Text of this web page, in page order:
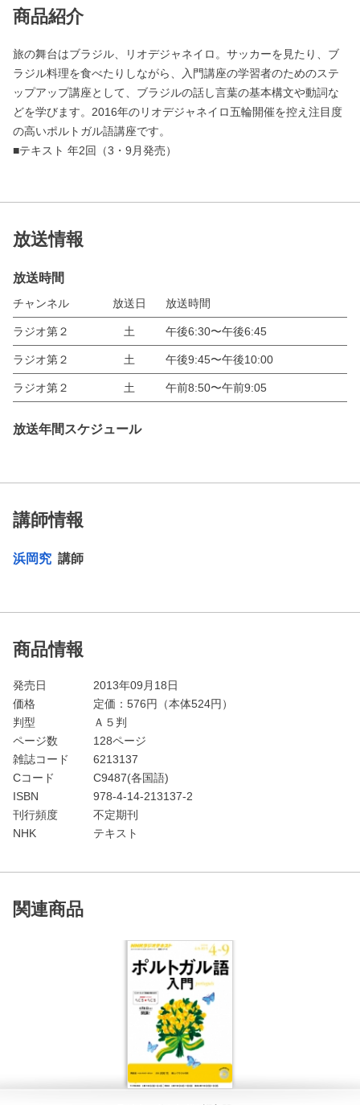
商品紹介
旅の舞台はブラジル、リオデジャネイロ。サッカーを見たり、ブ
ラジル料理を食べたりしながら、入門講座の学習者のためのステ
ップアップ講座として、ブラジルの話し言葉の基本構文や動詞な
どを学びます。2016年のリオデジャネイロ五輪開催を控え注目度
の高いポルトガル語講座です。
■テキスト 年2回（3・9月発売）
放送情報
放送時間
チャンネル 放送日 放送時間
ラジオ第２ 土 午後6:30〜午後6:45
ラジオ第２ 土 午後9:45〜午後10:00
ラジオ第２ 土 午前8:50〜午前9:05
放送年間スケジュール
講師情報
浜岡究 講師
商品情報
発売日
2013年09月18日
価格
定価： 576円（本体524円）
判型
Ａ５判
ページ数
128ページ
雑誌コード
6213137
Cコード
C9487(各国語)
ISBN
978-4-14-213137-2
刊行頻度
不定期刊
NHK
テキスト
関連商品